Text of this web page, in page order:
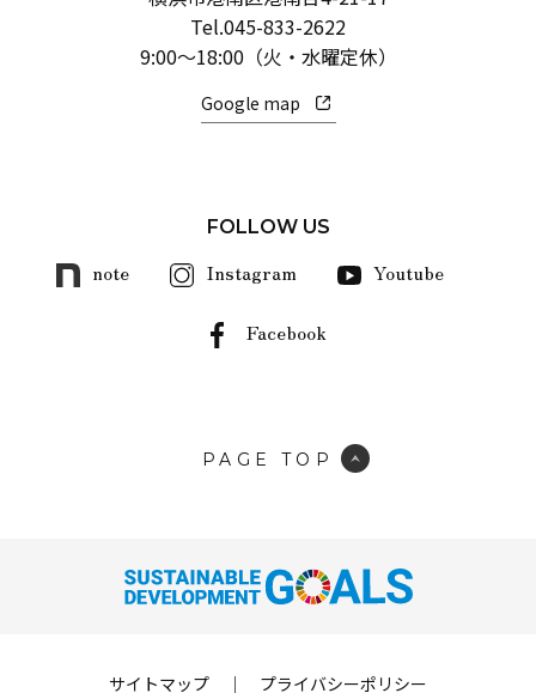
Tel.045-833-2622
9:00～18:00（火・水曜定休）
Google map
FOLLOW US
note Instagram Youtube
Facebook
PAGE TOP
サイトマップ ｜ プライバシーポリシー